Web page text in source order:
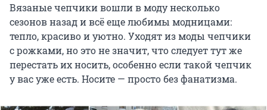
Вязаные чепчики вошли в моду несколько
сезонов назад и всё еще любимы модницами:
тепло, красиво и уютно. Уходят из моды чепчики
с рожками, но это не значит, что следует тут же
перестать их носить, особенно если такой чепчик
у вас уже есть. Носите — просто без фанатизма.